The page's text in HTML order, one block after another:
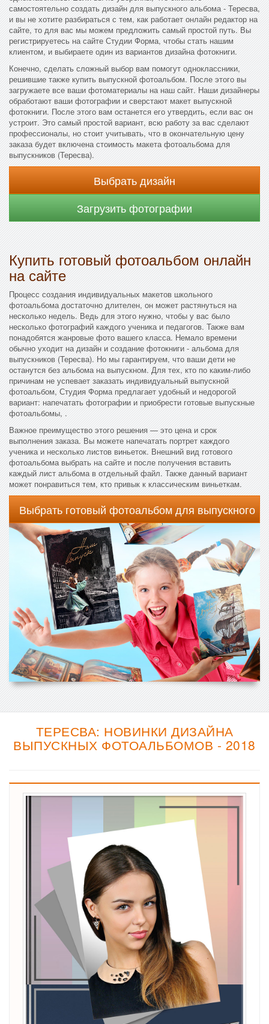
самостоятельно создать дизайн для выпускного альбома - Тересва,
и вы не хотите разбираться с тем, как работает онлайн редактор на
сайте, то для вас мы можем предложить самый простой путь. Вы
регистрируетесь на сайте Студии Форма, чтобы стать нашим
клиентом, и выбираете один из вариантов дизайна фотокниги.
Конечно, сделать сложный выбор вам помогут одноклассники,
решившие также купить выпускной фотоальбом. После этого вы
загружаете все ваши фотоматериалы на наш сайт. Наши дизайнеры
обработают ваши фотографии и сверстают макет выпускной
фотокниги. После этого вам останется его утвердить, если вас он
устроит. Это самый простой вариант, всю работу за вас сделают
профессионалы, но стоит учитывать, что в окончательную цену
заказа будет включена стоимость макета фотоальбома для
выпускников (Тересва).
Выбрать дизайн
Загрузить фотографии
Купить готовый фотоальбом онлайн
на сайте
Процесс создания индивидуальных макетов школьного
фотоальбома достаточно длителен, он может растянуться на
несколько недель. Ведь для этого нужно, чтобы у вас было
несколько фотографий каждого ученика и педагогов. Также вам
понадобятся жанровые фото вашего класса. Немало времени
обычно уходит на дизайн и создание фотокниги - альбома для
выпускников (Тересва). Но мы гарантируем, что ваши дети не
останутся без альбома на выпускном. Для тех, кто по каким-либо
причинам не успевает заказать индивидуальный выпускной
фотоальбом, Студия Форма предлагает удобный и недорогой
вариант: напечатать фотографии и приобрести готовые выпускные
фотоальбомы, .
Важное преимущество этого решения — это цена и срок
выполнения заказа. Вы можете напечатать портрет каждого
ученика и несколько листов виньеток. Внешний вид готового
фотоальбома выбрать на сайте и после получения вставить
каждый лист альбома в отдельный файл. Также данный вариант
может понравиться тем, кто привык к классическим виньеткам.
Выбрать готовый фотоальбом для выпускного
ТЕРЕСВА: НОВИНКИ ДИЗАЙНА
ВЫПУСКНЫХ ФОТОАЛЬБОМОВ - 2018